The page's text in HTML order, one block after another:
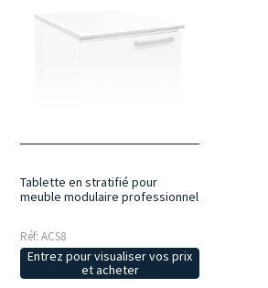
Tablette en stratifié pour
meuble modulaire professionnel
Réf: ACS8
Entrez pour visualiser vos prix
et acheter